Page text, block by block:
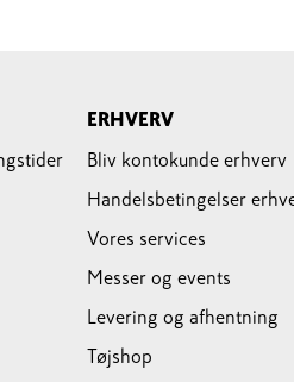
ERHVERV
Bliv kontokunde erhverv
Handelsbetingelser
Vores services
Messer og events
Levering og afhentning
Tøjshop